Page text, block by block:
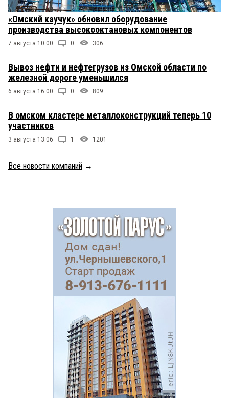
«Омский каучук» обновил оборудование
производства высокооктановых компонентов
7 августа 10:00 0 306
Вывоз нефти и нефтегрузов из Омской области по
железной дороге уменьшился
6 августа 16:00 0 809
В омском кластере металлоконструкций теперь 10
участников
3 августа 13:06 1 1201
Все новости компаний →